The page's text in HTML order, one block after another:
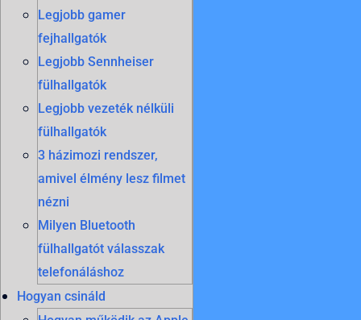
Legjobb gamer
fejhallgatók
Legjobb Sennheiser
fülhallgatók
Legjobb vezeték nélküli
fülhallgatók
3 házimozi rendszer,
amivel élmény lesz filmet
nézni
Milyen Bluetooth
fülhallgatót válasszak
telefonáláshoz
Hogyan csináld